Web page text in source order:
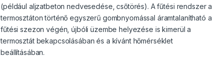
(például aljzatbeton nedvesedése, csőtörés). A fűtési rendszer a
termosztáton történő egyszerű gombnyomással áramtalanítható a
fűtési szezon végén, újbóli üzembe helyezése is kimerül a
termosztát bekapcsolásában és a kívánt hőmérséklet
beállításában.